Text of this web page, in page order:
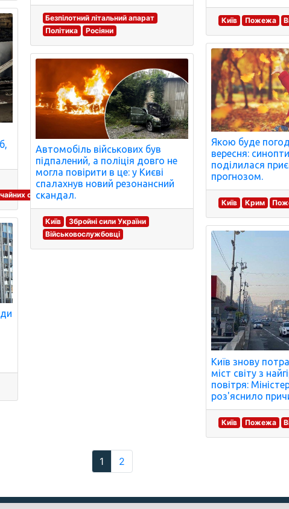
ситуацій
Безпілотний літальний апарат
Політика
Росіяни
Автомобіль військових був
підпалений, а поліція довго не
могла повірити в це: у Києві
спалахнув новий резонансний
скандал.
Київ
Збройні сили України
Військовослужбовці
Київ Пожежа
Якою буде
вересня:
поділилася
прогнозом.
Київ Крим
Київ знову
міст світу з
повітря:
роз'яснило
Київ Пожежа
1 2